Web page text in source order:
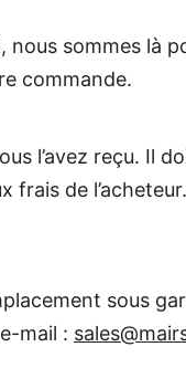
sommes là
commande.
l’avez reçu. Il
frais de
sous
mail :